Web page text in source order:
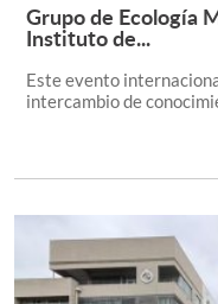
Grupo de Ecología
Instituto de...
Este evento
intercambio de